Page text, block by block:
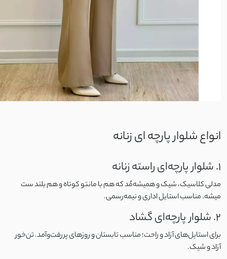
پلیسه
جین کشی
پولکی
لاکرا
لمه
شانتون
نخ و پنبه اسلپ
انواع شلوار پارچه ای زنانه
1. شلوار پارچه‌ای راسته زنانه
مدلی کلاسیک، شیک و همیشه‌مُد که هم با مانتو کوتاه و هم بلند ست
میشه. مناسب استایل اداری و نیمه‌رسمی.
2. شلوار پارچه‌ای گشاد
برای استایل‌های آزاد و راحت؛ مناسب تابستان و روزهای پررفت‌وآمد. تن‌خور
آزاد و شیک.